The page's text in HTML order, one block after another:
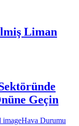
Liman
Geçin
Hava Durumu